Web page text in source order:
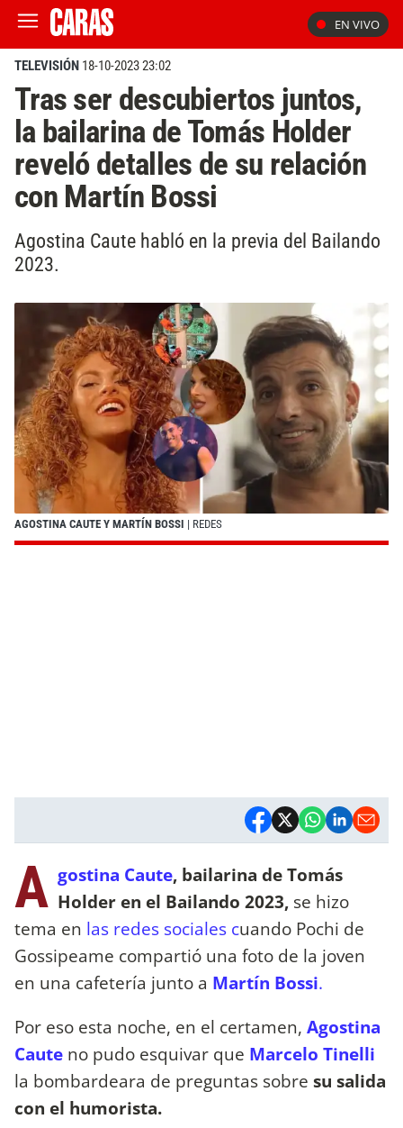
EN VIVO
TELEVISIÓN 18-10-2023 23:02
Tras ser descubiertos juntos,
la bailarina de Tomás Holder
reveló detalles de su relación
con Martín Bossi
Agostina Caute habló en la previa del Bailando
2023.
AGOSTINA CAUTE Y MARTÍN BOSSI | REDES
A gostina Caute, bailarina de Tomás
Holder en el Bailando 2023, se hizo
tema en las redes sociales cuando Pochi de
Gossipeame compartió una foto de la joven
en una cafetería junto a Martín Bossi.
Por eso esta noche, en el certamen, Agostina
Caute no pudo esquivar que Marcelo Tinelli
la bombardeara de preguntas sobre su salida
con el humorista.